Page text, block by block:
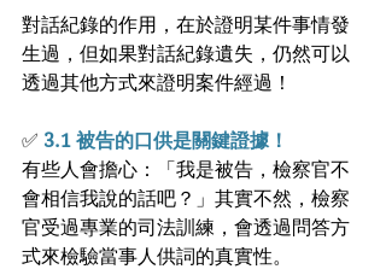
對話紀錄的作用，在於證明某件事情發
生過，但如果對話紀錄遺失，仍然可以
透過其他方式來證明案件經過！
✅ 3.1 被告的口供是關鍵證據！
有些人會擔心：「我是被告，檢察官不
會相信我說的話吧？」其實不然，檢察
官受過專業的司法訓練，會透過問答方
式來檢驗當事人供詞的真實性。